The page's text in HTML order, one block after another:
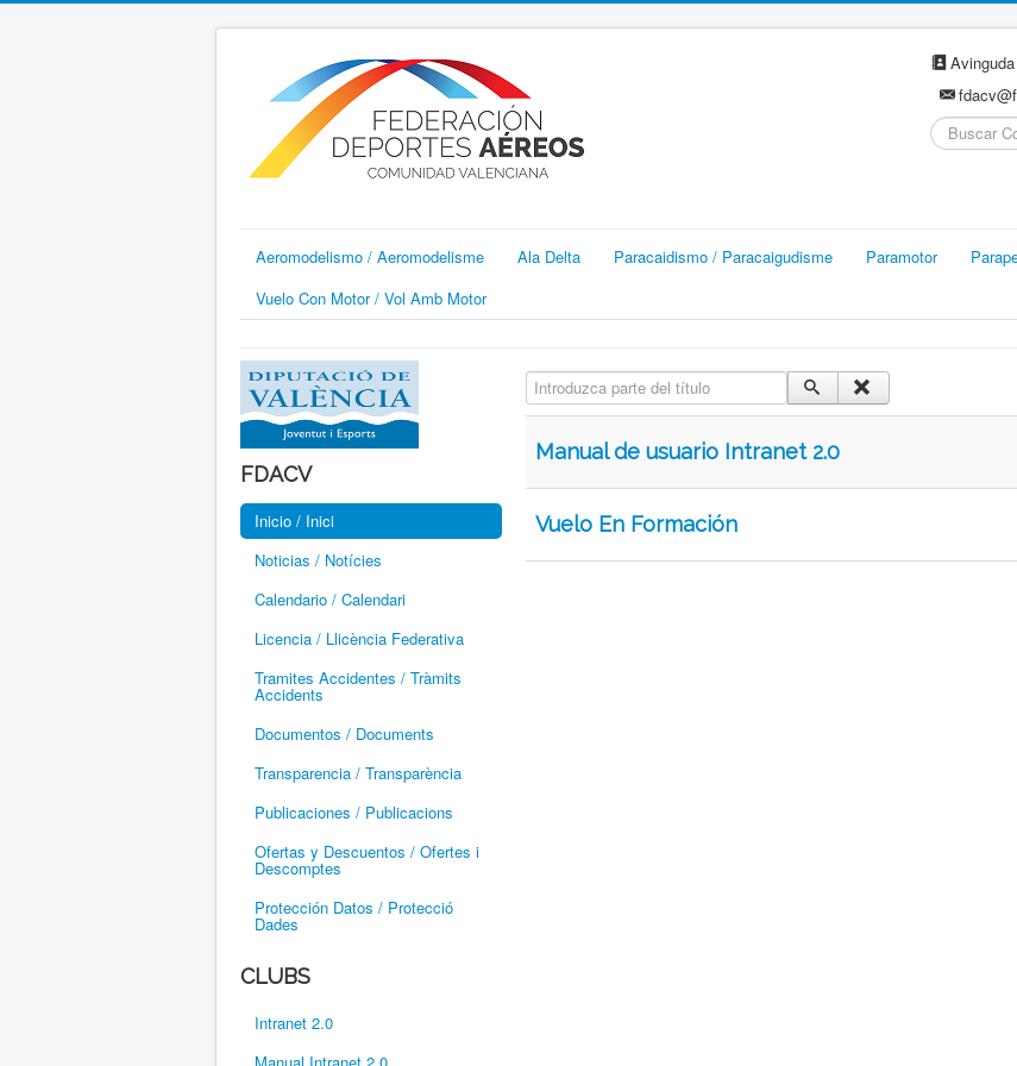
Buscar...
Aeromodelismo / Aeromodelisme Ala Delta Paracaidismo / Paracaigudisme Paramotor
Vuelo Con Motor / Vol Amb Motor
FDACV
Inicio / Inici
Noticias / Notícies
Calendario / Calendari
Licencia / Llicència Federativa
Tramites Accidentes / Tràmits
Accidents
Documentos / Documents
Transparencia / Transparència
Publicaciones / Publicacions
Ofertas y Descuentos / Ofertes i
Descomptes
Protección Datos / Protecció
Dades
CLUBS
Intranet 2.0
Manual Intranet 2.0
Introduzca parte del título
Manual de usuario Intranet 2.0
Vuelo En Formación